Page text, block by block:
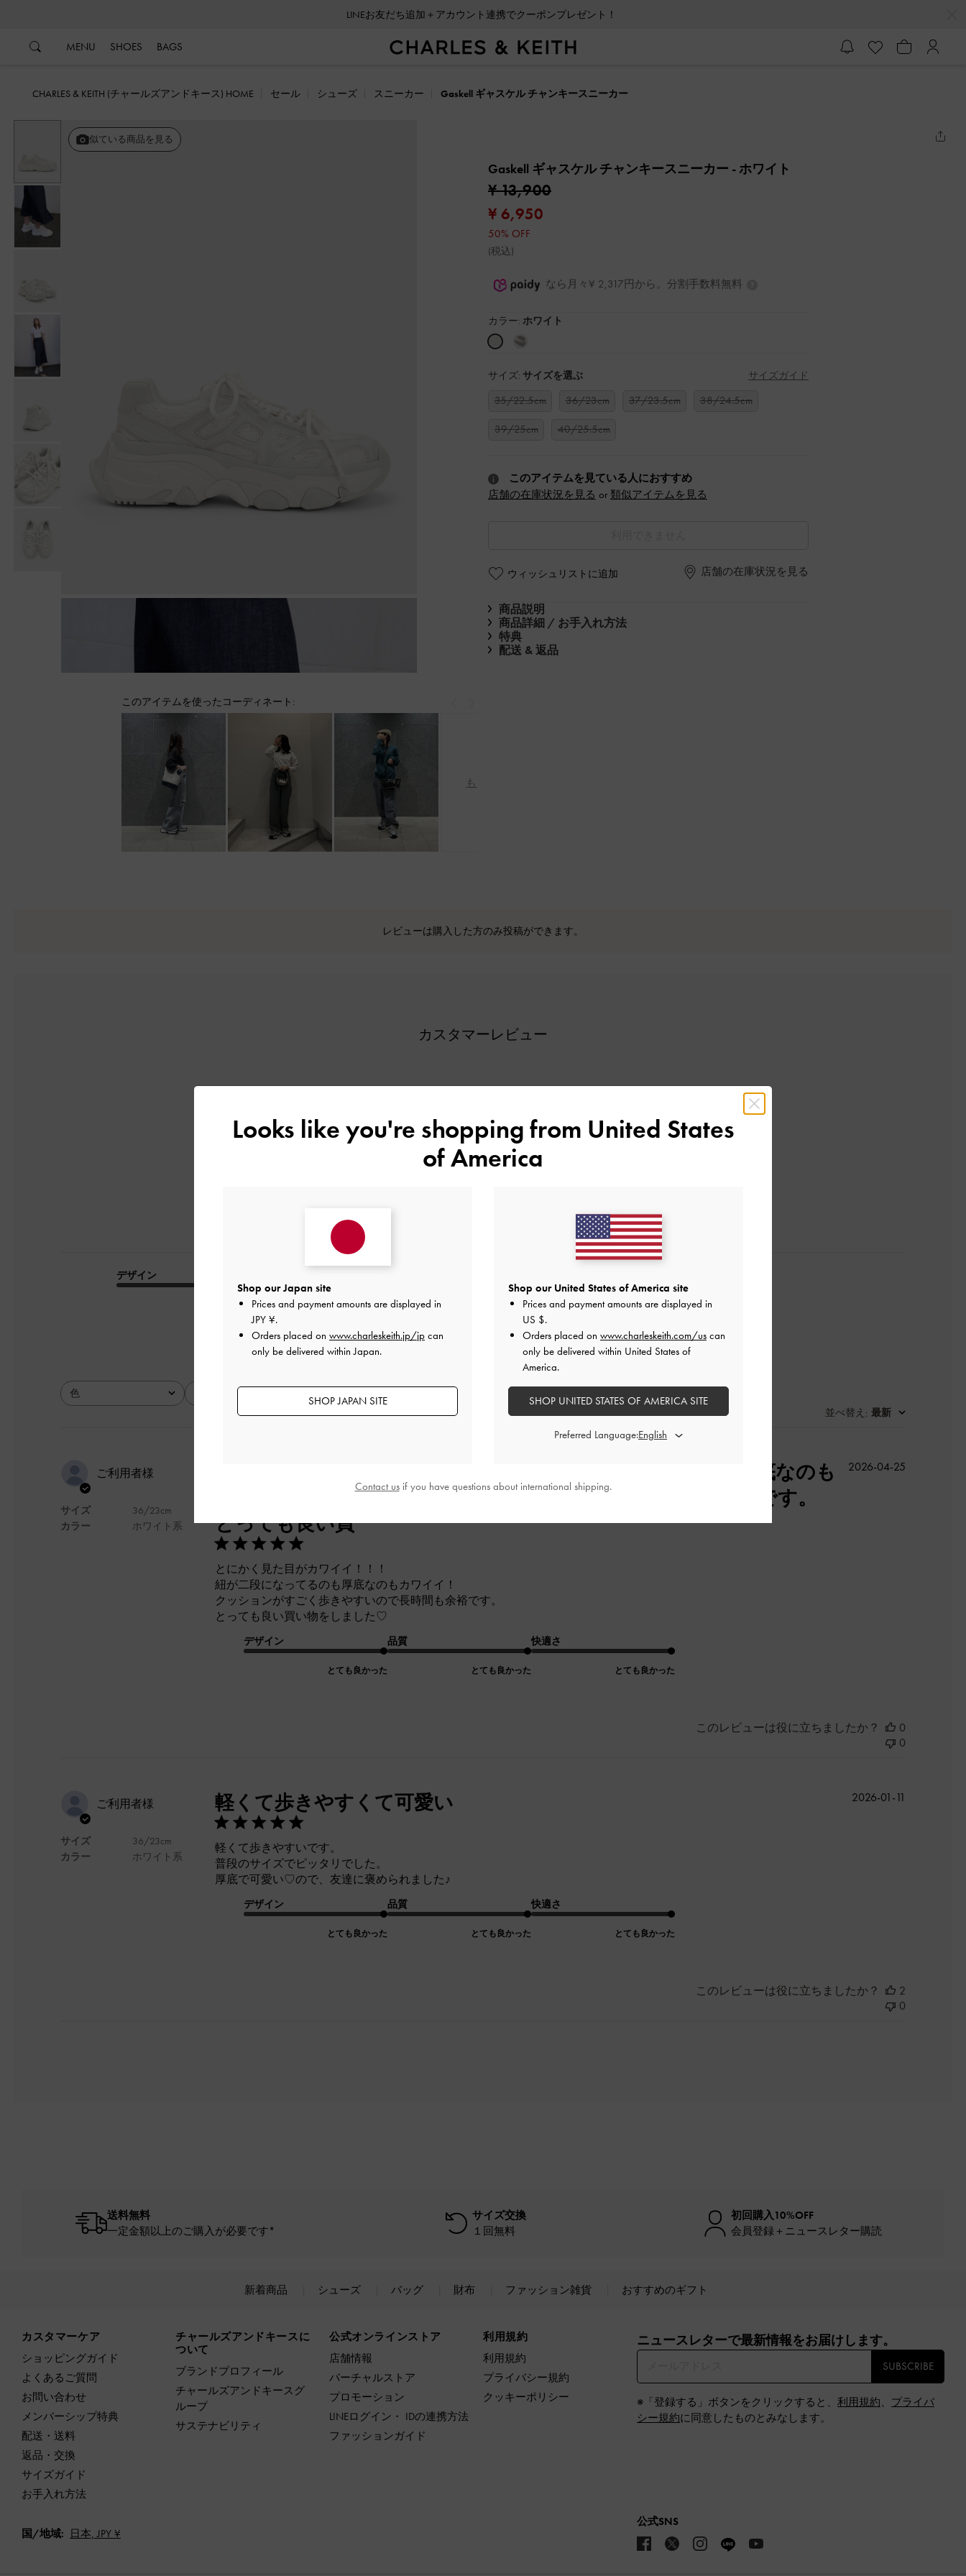
LINEお友だち追加＋アカウント連携でクーポンプレゼント！
MENU SHOES BAGS
CHARLES & KEITH (チャールズアンドキース) HOME セール シューズ スニーカー Gaskell ギャスケル チャンキースニーカー
似ている商品を見る
Gaskell ギャスケル チャンキースニーカー - ホワイト
¥ 13,900
¥ 6,950
50% OFF
(税込)
なら月々¥ 2,317円から。分割手数料無料
カラー: ホワイト
サイズ: サイズを選ぶ サイズガイド
35/22.5cm 36/23cm 37/23.5cm
38/24.5cm
39/25cm
40/25.5cm
このアイテムを見ている人におすすめ
店舗の在庫状況を見る or 類似アイテムを見る
ウィッシュリストに追加 店舗の在庫状況を見る
商品説明
商品詳細 / お手入れ方法
特典
配送 & 返品
このアイテムを使ったコーディネート:
もっと見る
レビューは購入した方のみ投稿ができます。
カスタマーレビュー
5 2件のレビューに基づく
4
デザイン
とても良かった とても良かった とても良かった
色全て 全て 品質
全て
並べ替え : 最新
ご利用者様
サイズ
カラー
36/23cm
ホワイト系
とにかく見た目がカワイイ！！！ 紐が二段になってるのも厚底なのも
カワイイ！ クッションがすごく歩きやすいので長時間も余裕です。
とっても良い買
とにかく見た目がカワイイ！！！
紐が二段になってるのも厚底なのもカワイイ！
クッションがすごく歩きやすいので長時間も余裕です。
とっても良い買い物をしました♡
デザイン
とても良かった
品質
とても良かった
快適さ
とても良かった
公
2026-04-25
このレビューは役に立ちましたか？
0
0
ご利用者様
サイズ
カラー
36/23cm
ホワイト系
軽くて歩きやすくて可愛い
軽くて歩きやすいです。
普段のサイズでピッタリでした。
厚底で可愛い♡ので、友達に褒められました♪
デザイン
とても良かった
品質
とても良かった
快適さ
とても良かった
2026-01-11
このレビューは役に立ちましたか？
2
0
送料無料
一定金額以上のご購入が必要です*
サイズ交換
１回無料
初回購入10%OFF
会員登録＋ニュースレター購読
新着商品 シューズ バッグ 財布 ファッション雑貨 おすすめのギフト
カスタマーケア
ショッピングガイド
よくあるご質問
お問い合わせ
メンバーシップ特典
配送・送料
返品・交換
サイズガイド
お手入れ方法
チャールズアンドキースに
ついて
ブランドプロフィール
チャールズアンドキースグ
ループ
サステナビリティ
公式オンラインストア
店舗情報
バーチャルストア
プロモーション
LINEログイン・ IDの連携方法
ファッションガイド
利用規約
利用規約
プライバシー規約
クッキーポリシー
ニュースレターで最新情報をお届けします。​
SUBSCRIBE
※「登録する」ボタンをクリックすると、 利用規約、 プライバ
シー規約に同意したものとみなします。
国/地域: 日本, JPY ¥
公式SNS
Looks like you're shopping from United States
of America
Shop our Japan site
Prices and payment amounts are displayed in
JPY ¥.
Orders placed on www.charleskeith.jp/jp can
only be delivered within Japan.
SHOP JAPAN SITE
Shop our United States of America site
Prices and payment amounts are displayed in
US $.
Orders placed on www.charleskeith.com/us can
only be delivered within United States of
America.
SHOP UNITED STATES OF AMERICA SITE
Preferred Language:
Contact usif you have questions about international shipping.